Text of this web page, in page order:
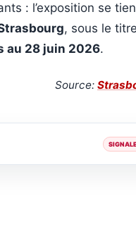
: l’exposition se
, sous le titre
au 28 juin 2026.
Source: